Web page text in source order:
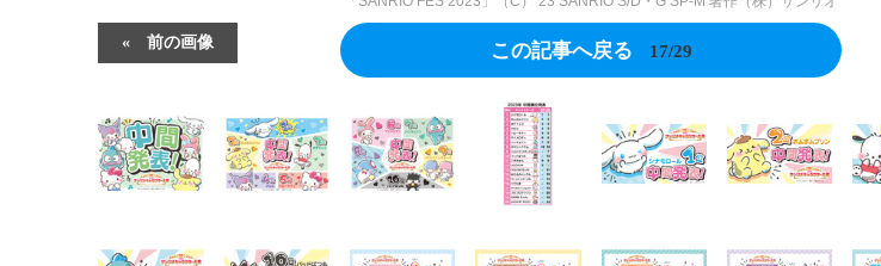
前の画像 この記事へ戻る 17/29